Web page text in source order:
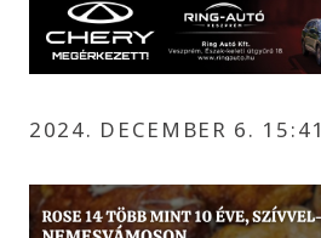
2024. DECEMBER 6. 15:41